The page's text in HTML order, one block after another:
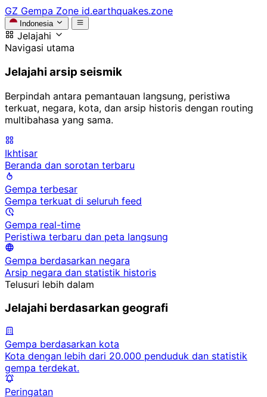
GZ Gempa Zone id.earthquakes.zone
Indonesia
Jelajahi
Navigasi utama
Jelajahi arsip seismik
Berpindah antara pemantauan langsung, peristiwa
terkuat, negara, kota, dan arsip historis dengan routing
multibahasa yang sama.
Ikhtisar
Beranda dan sorotan terbaru
Gempa terbesar
Gempa terkuat di seluruh feed
Gempa real-time
Peristiwa terbaru dan peta langsung
Gempa berdasarkan negara
Arsip negara dan statistik historis
Telusuri lebih dalam
Jelajahi berdasarkan geografi
Gempa berdasarkan kota
Kota dengan lebih dari 20.000 penduduk dan statistik
gempa terdekat.
Peringatan